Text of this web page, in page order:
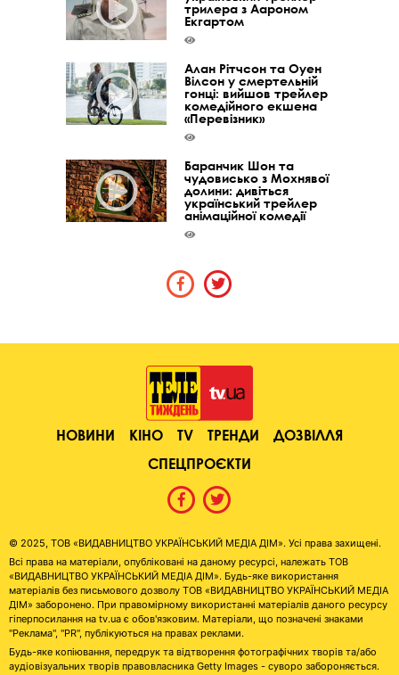
трилера з Аароном
Екгартом
Алан Рітчсон та Оуен
Вілсон у смертельній
гонці: вийшов трейлер
комедійного екшена
«Перевізник»
Баранчик Шон та
чудовисько з Мохнявої
долини: дивіться
український трейлер
анімаційної комедії
НОВИНИ КІНО TV ТРЕНДИ
ДОЗВІЛЛЯ
СПЕЦПРОЄКТИ
© 2025, ТОВ «ВИДАВНИЦТВО УКРАЇНСЬКИЙ МЕДІА ДІМ». Усі права захищені.
Всі права на матеріали, опубліковані на даному ресурсі, належать ТОВ
«ВИДАВНИЦТВО УКРАЇНСЬКИЙ МЕДІА ДІМ». Будь-яке використання
матеріалів без письмового дозволу ТОВ «ВИДАВНИЦТВО УКРАЇНСЬКИЙ МЕДІА
ДІМ» заборонено. При правомірному використанні матеріалів даного ресурсу
гіперпосилання на tv.ua є обов'язковим. Матеріали, що позначені знаками
"Реклама", "PR", публікуються на правах реклами.
Будь-яке копіювання, передрук та відтворення фотографічних творів та/або
аудіовізуальних творів правовласника Getty Images - суворо забороняється.